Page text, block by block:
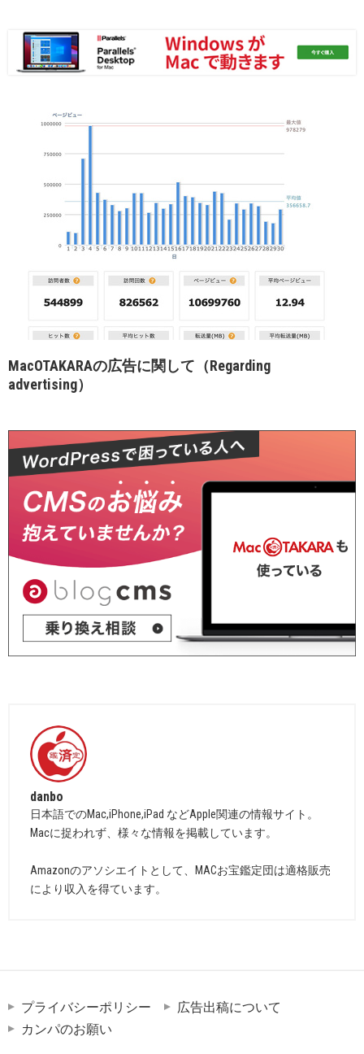
MacOTAKARAの広告に関して（Regarding
advertising）
danbo
日本語でのMac,iPhone,iPad などApple関連の情報サイト。
Macに捉われず、様々な情報を掲載しています。
Amazonのアソシエイトとして、MACお宝鑑定団は適格販売
により収入を得ています。
プライバシーポリシー
広告出稿について
カンパのお願い